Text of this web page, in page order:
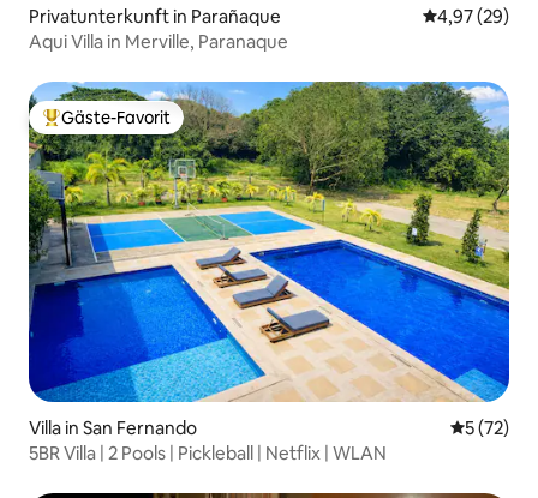
Privatunterkunft in Parañaque
4,97 (29)
Aqui Villa in Merville, Paranaque
Beliebter Gäste-Favorit.
Gäste-Favorit
Villa in San Fernando
5 (72)
5BR Villa | 2 Pools | Pickleball | Netflix | WLAN